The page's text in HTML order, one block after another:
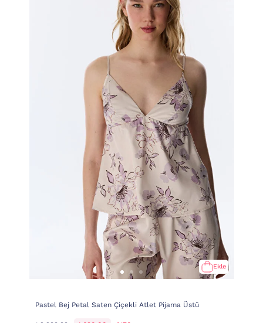
Ekle
Pastel Bej Petal Saten Çiçekli Atlet Pijama Üstü